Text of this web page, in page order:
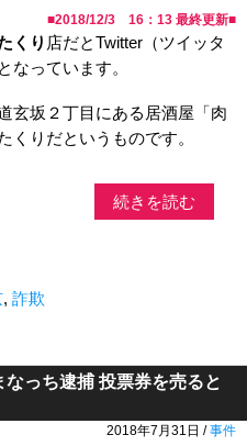
■2018/12/3 16：13 最終更新■
くり 店だとTwitter（ツイッタ
なっています。
玄坂２丁目にある居酒屋「肉
くりだというものです。
続きを読む
, 詐欺
っち逮捕 投票券を売ると
2018年7月31日 /事件